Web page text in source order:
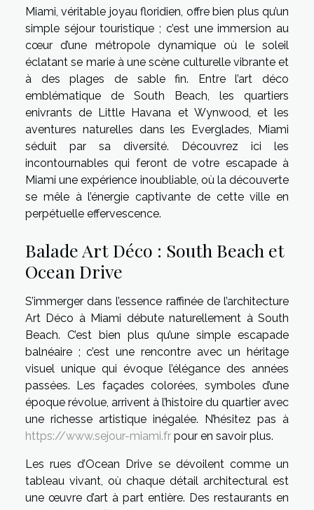
Miami, véritable joyau floridien, offre bien plus qu’un
simple séjour touristique ; c’est une immersion au
cœur d’une métropole dynamique où le soleil
éclatant se marie à une scène culturelle vibrante et
à des plages de sable fin. Entre l’art déco
emblématique de South Beach, les quartiers
enivrants de Little Havana et Wynwood, et les
aventures naturelles dans les Everglades, Miami
séduit par sa diversité. Découvrez ici les
incontournables qui feront de votre escapade à
Miami une expérience inoubliable, où la découverte
se mêle à l’énergie captivante de cette ville en
perpétuelle effervescence.
Balade Art Déco : South Beach et
Ocean Drive
S’immerger dans l’essence raffinée de l’architecture
Art Déco à Miami débute naturellement à South
Beach. C’est bien plus qu’une simple escapade
balnéaire ; c’est une rencontre avec un héritage
visuel unique qui évoque l’élégance des années
passées. Les façades colorées, symboles d’une
époque révolue, arrivent à l’histoire du quartier avec
une richesse artistique inégalée. N’hésitez pas à
https://www.sejour-miami.fr pour en savoir plus.
Les rues d’Ocean Drive se dévoilent comme un
tableau vivant, où chaque détail architectural est
une œuvre d’art à part entière. Des restaurants en